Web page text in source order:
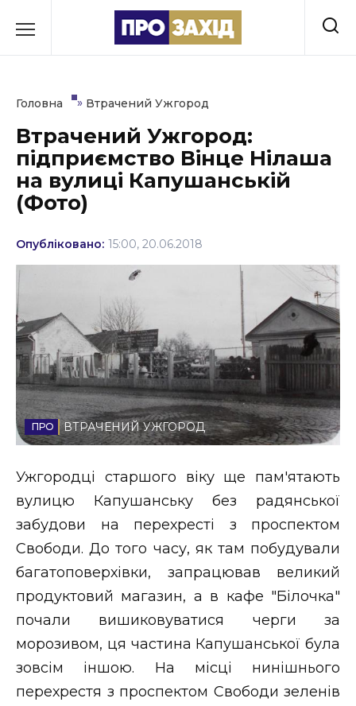
до
Культура
Освіта
Політика
Спорт
Стиль життя
Втрачений Ужгород
Втрачений Ужгород (відеоверсія)
ЗАКАРПАТСЬКІ НОВИНИ
НОВИНИ ЗАХІДНОЇ УКРАЇНИ
ФОТО
Головна » Втрачений Ужгород
Втрачений Ужгород:
підприємство Вінце Нілаша
на вулиці Капушанській
(Фото)
Опубліковано: 15:00, 20.06.2018
ВТРАЧЕНИЙ УЖГОРОД
Ужгородці старшого віку ще пам'ятають
вулицю Капушанську без радянської
забудови на перехресті з проспектом
Свободи. До того часу, як там побудували
багатоповерхівки, запрацював великий
продуктовий магазин, а в кафе "Білочка"
почали вишиковуватися черги за
морозивом, ця частина Капушанської була
зовсім іншою. На місці нинішнього
перехрестя з проспектом Свободи зеленів